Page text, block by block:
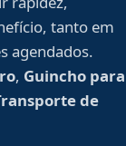
tanto em
agendados.
, Guincho para
de